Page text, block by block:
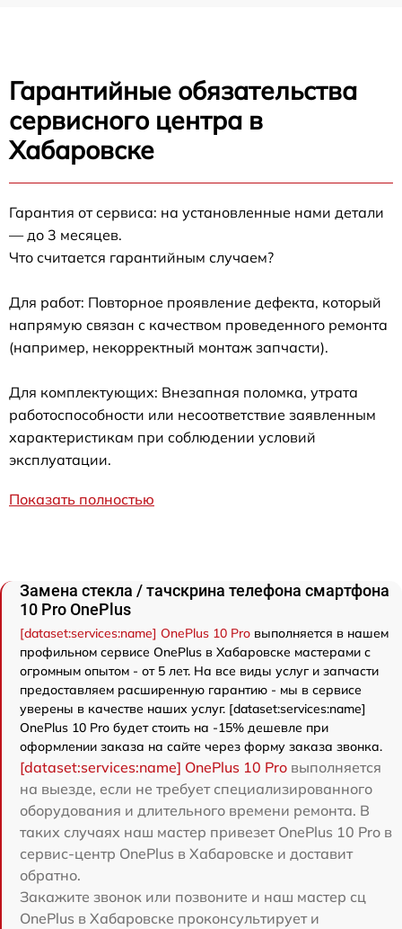
Гарантийные обязательства
сервисного центра в
Хабаровске
Гарантия от сервиса: на установленные нами детали
— до 3 месяцев.
Что считается гарантийным случаем?
Для работ: Повторное проявление дефекта, который
напрямую связан с качеством проведенного ремонта
(например, некорректный монтаж запчасти).
Для комплектующих: Внезапная поломка, утрата
работоспособности или несоответствие заявленным
характеристикам при соблюдении условий
эксплуатации.
Показать полностью
Замена стекла / тачскрина телефона смартфона
10 Pro OnePlus
[dataset:services:name] OnePlus 10 Pro выполняется в нашем
профильном сервисе OnePlus в Хабаровске мастерами с
огромным опытом - от 5 лет. На все виды услуг и запчасти
предоставляем расширенную гарантию - мы в сервисе
уверены в качестве наших услуг. [dataset:services:name]
OnePlus 10 Pro будет стоить на -15% дешевле при
оформлении заказа на сайте через форму заказа звонка.
[dataset:services:name] OnePlus 10 Pro выполняется
на выезде, если не требует специализированного
оборудования и длительного времени ремонта. В
таких случаях наш мастер привезет OnePlus 10 Pro в
сервис-центр OnePlus в Хабаровске и доставит
обратно.
Закажите звонок или позвоните и наш мастер сц
OnePlus в Хабаровске проконсультирует и